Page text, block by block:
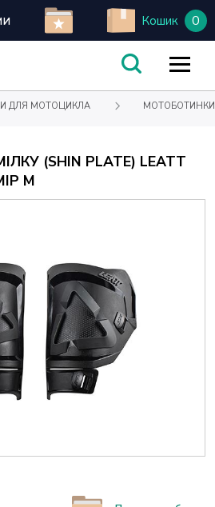
Кошик 0
ДЛЯ МОТОЦИКЛА МОТОБОТИНКИ
(SHIN PLATE) LEATT
M